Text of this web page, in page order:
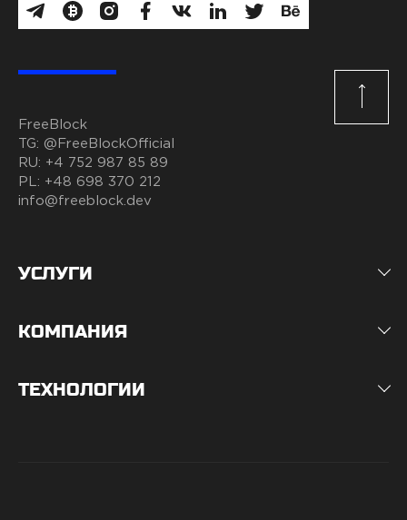
FreeBlock
TG: @FreeBlockOfficial
RU: +4 752 987 85 89
PL: +48 698 370 212
info@freeblock.dev
УСЛУГИ
КОМПАНИЯ
ТЕХНОЛОГИИ